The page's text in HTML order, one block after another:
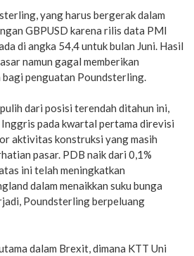
yang harus bergerak dalam
GBPUSD karena rilis data PMI
di angka 54,4 untuk bulan Juni. Hasil
namun gagal memberikan
penguatan Poundsterling.
dari posisi terendah ditahun ini,
pada kwartal pertama direvisi
aktivitas konstruksi yang masih
pasar. PDB naik dari 0,1%
ini telah meningkatkan
dalam menaikkan suku bunga
Poundsterling berpeluang
dalam Brexit, dimana KTT Uni